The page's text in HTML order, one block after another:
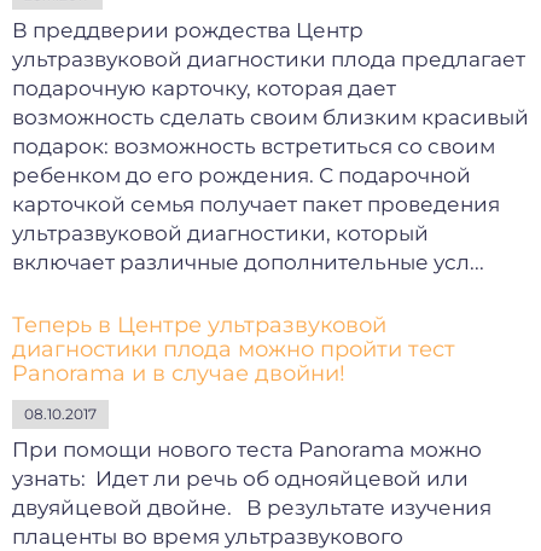
В преддверии рождества Центр
ультразвуковой диагностики плода предлагает
подарочную карточку, которая дает
возможность сделать своим близким красивый
подарок: возможность встретиться со своим
ребенком до его рождения. С подарочной
карточкой семья получает пакет проведения
ультразвуковой диагностики, который
включает различные дополнительные усл...
Теперь в Центре ультразвуковой
диагностики плода можно пройти тест
Panorama и в случае двойни!
08.10.2017
При помощи нового теста Panorama можно
узнать: Идет ли речь об однояйцевой или
двуяйцевой двойне. В результате изучения
плаценты во время ультразвукового